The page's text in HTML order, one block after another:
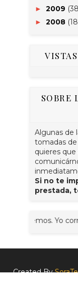
► 2009
► 2008
SOBRE
Algunas de
tomadas de
quieres
Si no te
prestada,
corremos. Yo corro,
Created By